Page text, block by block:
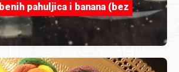
pahuljica i banana (bez